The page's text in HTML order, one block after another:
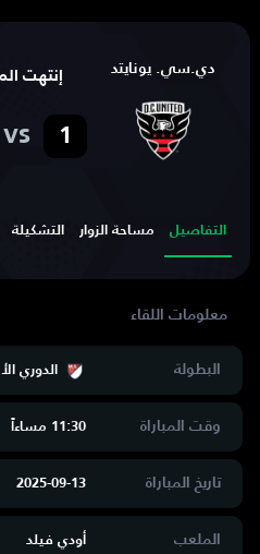
دي.سي. يونايتد إنتهت
1
vs
التفاصيل مساحة الزوار التشكيلة
البطولة الدوري
وقت المباراة 11:30 مساءاََ
تاريخ المباراة 2025-09-13
الملعب أودي فيلد